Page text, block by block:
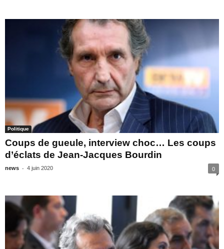
Politique
Coups de gueule, interview choc… Les coups
d’éclats de Jean-Jacques Bourdin
news - 4 juin 2020 0